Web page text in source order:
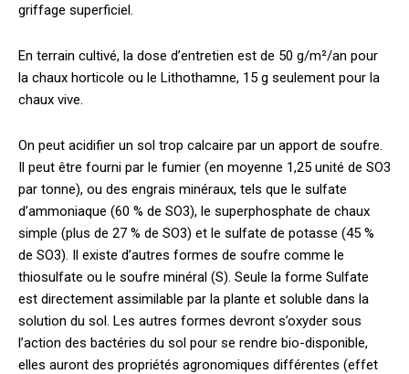
griffage superficiel.
En terrain cultivé, la dose d’entretien est de 50 g/m²/an pour
la chaux horticole ou le Lithothamne, 15 g seulement pour la
chaux vive.
On peut acidifier un sol trop calcaire par un apport de soufre.
Il peut être fourni par le fumier (en moyenne 1,25 unité de SO3
par tonne), ou des engrais minéraux, tels que le sulfate
d’ammoniaque (60 % de SO3), le superphosphate de chaux
simple (plus de 27 % de SO3) et le sulfate de potasse (45 %
de SO3). Il existe d’autres formes de soufre comme le
thiosulfate ou le soufre minéral (S). Seule la forme Sulfate
est directement assimilable par la plante et soluble dans la
solution du sol. Les autres formes devront s’oxyder sous
l’action des bactéries du sol pour se rendre bio-disponible,
elles auront des propriétés agronomiques différentes (effet